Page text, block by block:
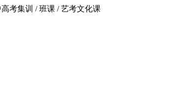
考集训 / 班课 / 艺考文化课